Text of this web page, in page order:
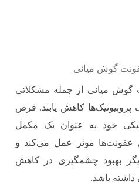
گوش میانی
میانی از جمله مشکلاتی
کاهش یابند. قرص
خود به عنوان یک مکمل
عفونت‌ها موثر عمل می‌کند و
بهبود چشمگیری در کاهش
داشته باشد.